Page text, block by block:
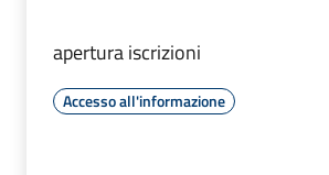
apertura iscrizioni
Accesso all'informazione